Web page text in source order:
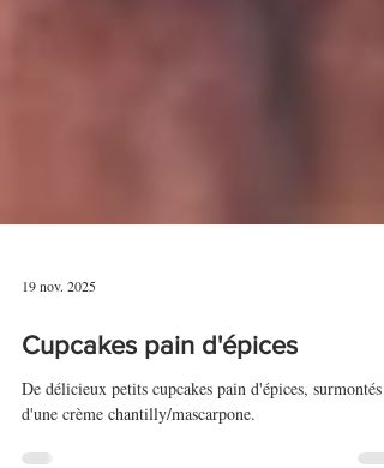
19 nov. 2025
Cupcakes pain d'épices
De délicieux petits cupcakes pain d'épices, surmontés